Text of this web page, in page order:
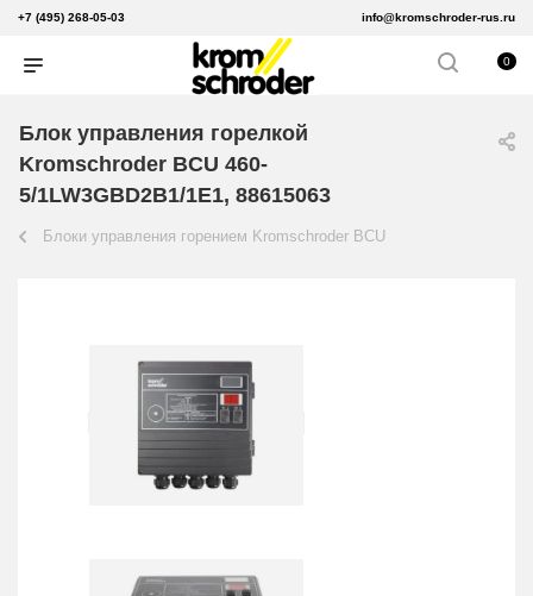
+7 (495) 268-05-03 info@kromschroder-rus.ru
0
Блок управления горелкой
Kromschroder BCU 460-
5/1LW3GBD2B1/1E1, 88615063
Блоки управления горением Kromschroder BCU